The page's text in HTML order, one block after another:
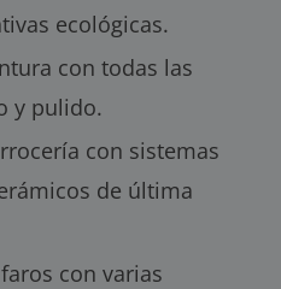
ecológicas.
con todas las
y pulido.
con sistemas
de última
con varias